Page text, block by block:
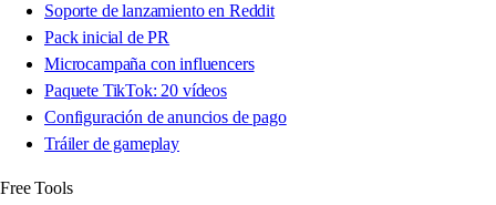
Soporte de lanzamiento en Reddit
Pack inicial de PR
Microcampaña con influencers
Paquete TikTok: 20 vídeos
Configuración de anuncios de pago
Tráiler de gameplay
Free Tools